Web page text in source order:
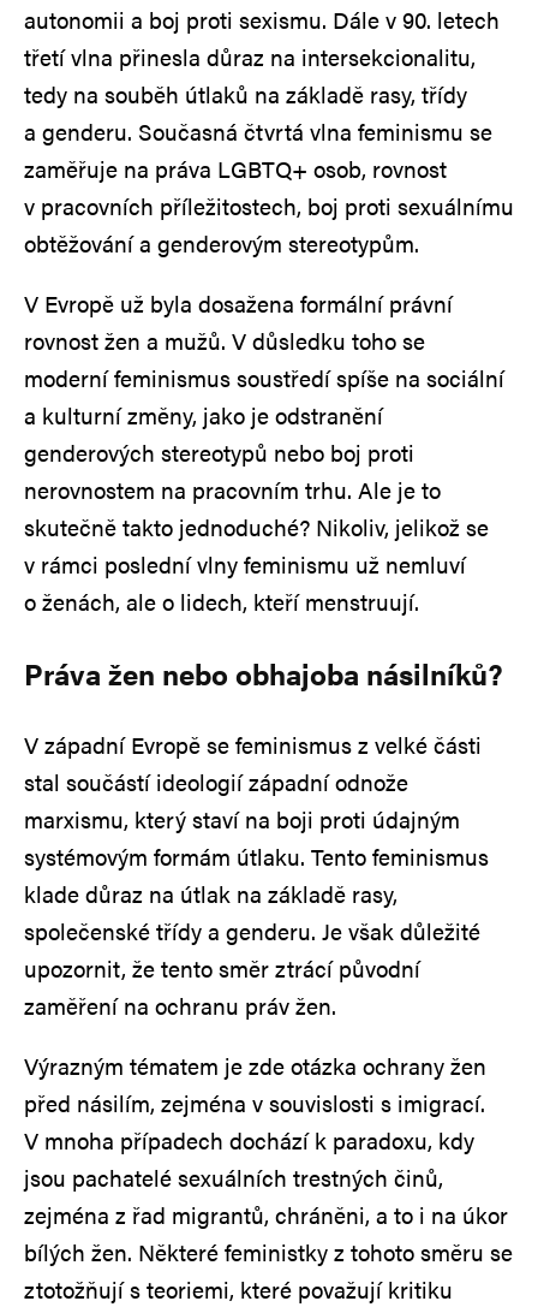
autonomii a boj proti sexismu. Dále v 90. letech
třetí vlna přinesla důraz na intersekcionalitu,
tedy na souběh útlaků na základě rasy, třídy
a genderu. Současná čtvrtá vlna feminismu se
zaměřuje na práva LGBTQ+ osob, rovnost
v pracovních příležitostech, boj proti sexuálnímu
obtěžování a genderovým stereotypům.
V Evropě už byla dosažena formální právní
rovnost žen a mužů. V důsledku toho se
moderní feminismus soustředí spíše na sociální
a kulturní změny, jako je odstranění
genderových stereotypů nebo boj proti
nerovnostem na pracovním trhu. Ale je to
skutečně takto jednoduché? Nikoliv, jelikož se
v rámci poslední vlny feminismu už nemluví
o ženách, ale o lidech, kteří menstruují.
Práva žen nebo obhajoba násilníků?
V západní Evropě se feminismus z velké části
stal součástí ideologií západní odnože
marxismu, který staví na boji proti údajným
systémovým formám útlaku. Tento feminismus
klade důraz na útlak na základě rasy,
společenské třídy a genderu. Je však důležité
upozornit, že tento směr ztrácí původní
zaměření na ochranu práv žen.
Výrazným tématem je zde otázka ochrany žen
před násilím, zejména v souvislosti s imigrací.
V mnoha případech dochází k paradoxu, kdy
jsou pachatelé sexuálních trestných činů,
zejména z řad migrantů, chráněni, a to i na úkor
bílých žen. Některé feministky z tohoto směru se
ztotožňují s teoriemi, které považují kritiku